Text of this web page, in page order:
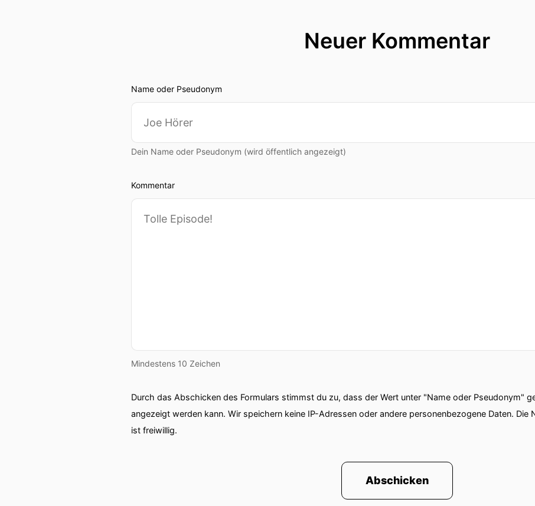
Neuer Kommentar
Name oder Pseudonym
Dein Name oder Pseudonym (wird öffentlich angezeigt)
Kommentar
Mindestens 10 Zeichen
Durch das Abschicken des Formulars stimmst du zu, dass der Wert unter "Name oder Pseudonym"
angezeigt werden kann. Wir speichern keine IP-Adressen oder andere personenbezogene Daten. Die
ist freiwillig.
Abschicken